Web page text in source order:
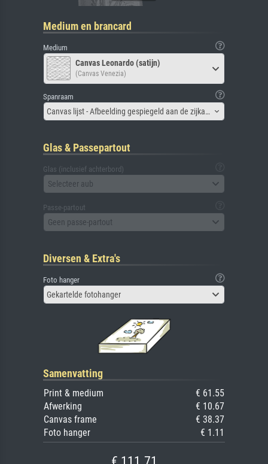
Medium en brancard
Medium
Canvas Leonardo (satijn)
(Canvas Venezia)
Spanraam
Canvas lijst - Afbeelding gespiegeld aan de zijkant
Glas & Passepartout
Glas (inclusief achterbord)
Selecteer aub
Passe-partout
Geen passe-partout
Diversen & Extra's
Foto hanger
Gekartelde fotohanger
Samenvatting
Print & medium
€ 61.55
Afwerking
€ 10.67
Canvas frame
€ 38.37
Foto hanger
€ 1.11